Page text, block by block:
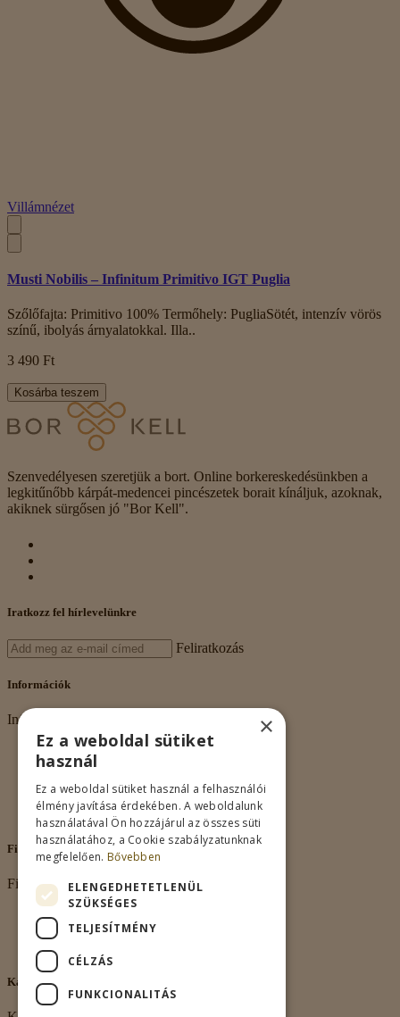
Villámnézet
Musti Nobilis – Infinitum Primitivo IGT Puglia
Szőlőfajta: Primitivo 100% Termőhely: PugliaSötét, intenzív vörös
színű, ibolyás árnyalatokkal. Illa..
3 490 Ft
Kosárba teszem
Szenvedélyesen szeretjük a bort. Online borkereskedésünkben a
legkitűnőbb kárpát-medencei pincészetek borait kínáljuk, azoknak,
akiknek sürgősen jó "Bor Kell".
Iratkozz fel hírlevelünkre
Feliratkozás
Információk
Információk
Rólunk
Adatkezelés
Vásárlási feltételek
Nagykereskedelem
Kapcsolat
Fiókom
Fiókom
Fiókom
Rendeléseim
Kapcsolat
×
Ez a weboldal sütiket
használ
Ez a weboldal sütiket használ a felhasználói
élmény javítása érdekében. A weboldalunk
használatával Ön hozzájárul az összes süti
használatához, a Cookie szabályzatunknak
megfelelően. Bővebben
ELENGEDHETETLENÜL
SZÜKSÉGES
TELJESÍTMÉNY
CÉLZÁS
FUNKCIONALITÁS